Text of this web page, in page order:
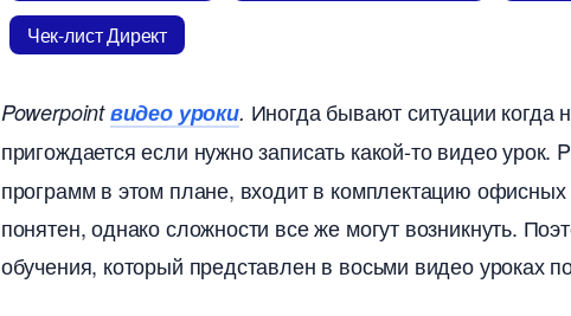
Чек-лист Директ
Powerpointидео уроки. Иногда бывают ситуации когда
пригождается если нужно записать какой-то видео урок.
программ в этом плане, входит в комплектацию
понятен, однако сложности все же могут возникнуть.
обучения, который представлен в восьми видео уроках